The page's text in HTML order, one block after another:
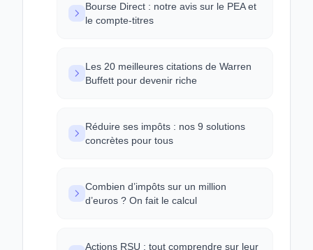
Bourse Direct : notre avis sur le PEA et
le compte-titres
Les 20 meilleures citations de Warren
Buffett pour devenir riche
Réduire ses impôts : nos 9 solutions
concrètes pour tous
Combien d’impôts sur un million
d’euros ? On fait le calcul
Actions RSU : tout comprendre sur leur